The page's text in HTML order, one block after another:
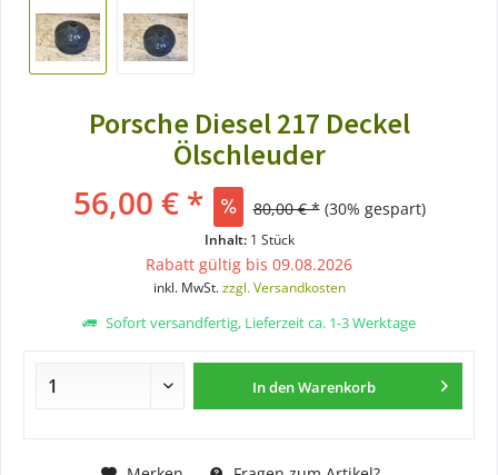
Porsche Diesel 217 Deckel
Ölschleuder
56,00 € * 80,00 € * (30% gespart)
Inhalt: 1 Stück
Rabatt gültig bis 09.08.2026
inkl. MwSt.zzgl. Versandkosten
Sofort versandfertig, Lieferzeit ca. 1-3 Werktage
In denWarenkorb